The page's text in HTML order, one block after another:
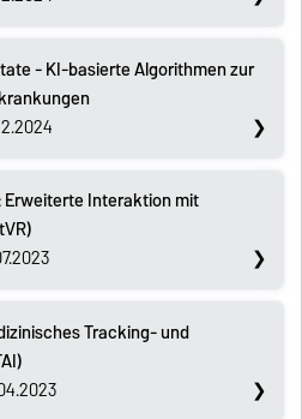
- KI-basierte Algorithmen zur
Erweiterte Interaktion mit
Tracking- und